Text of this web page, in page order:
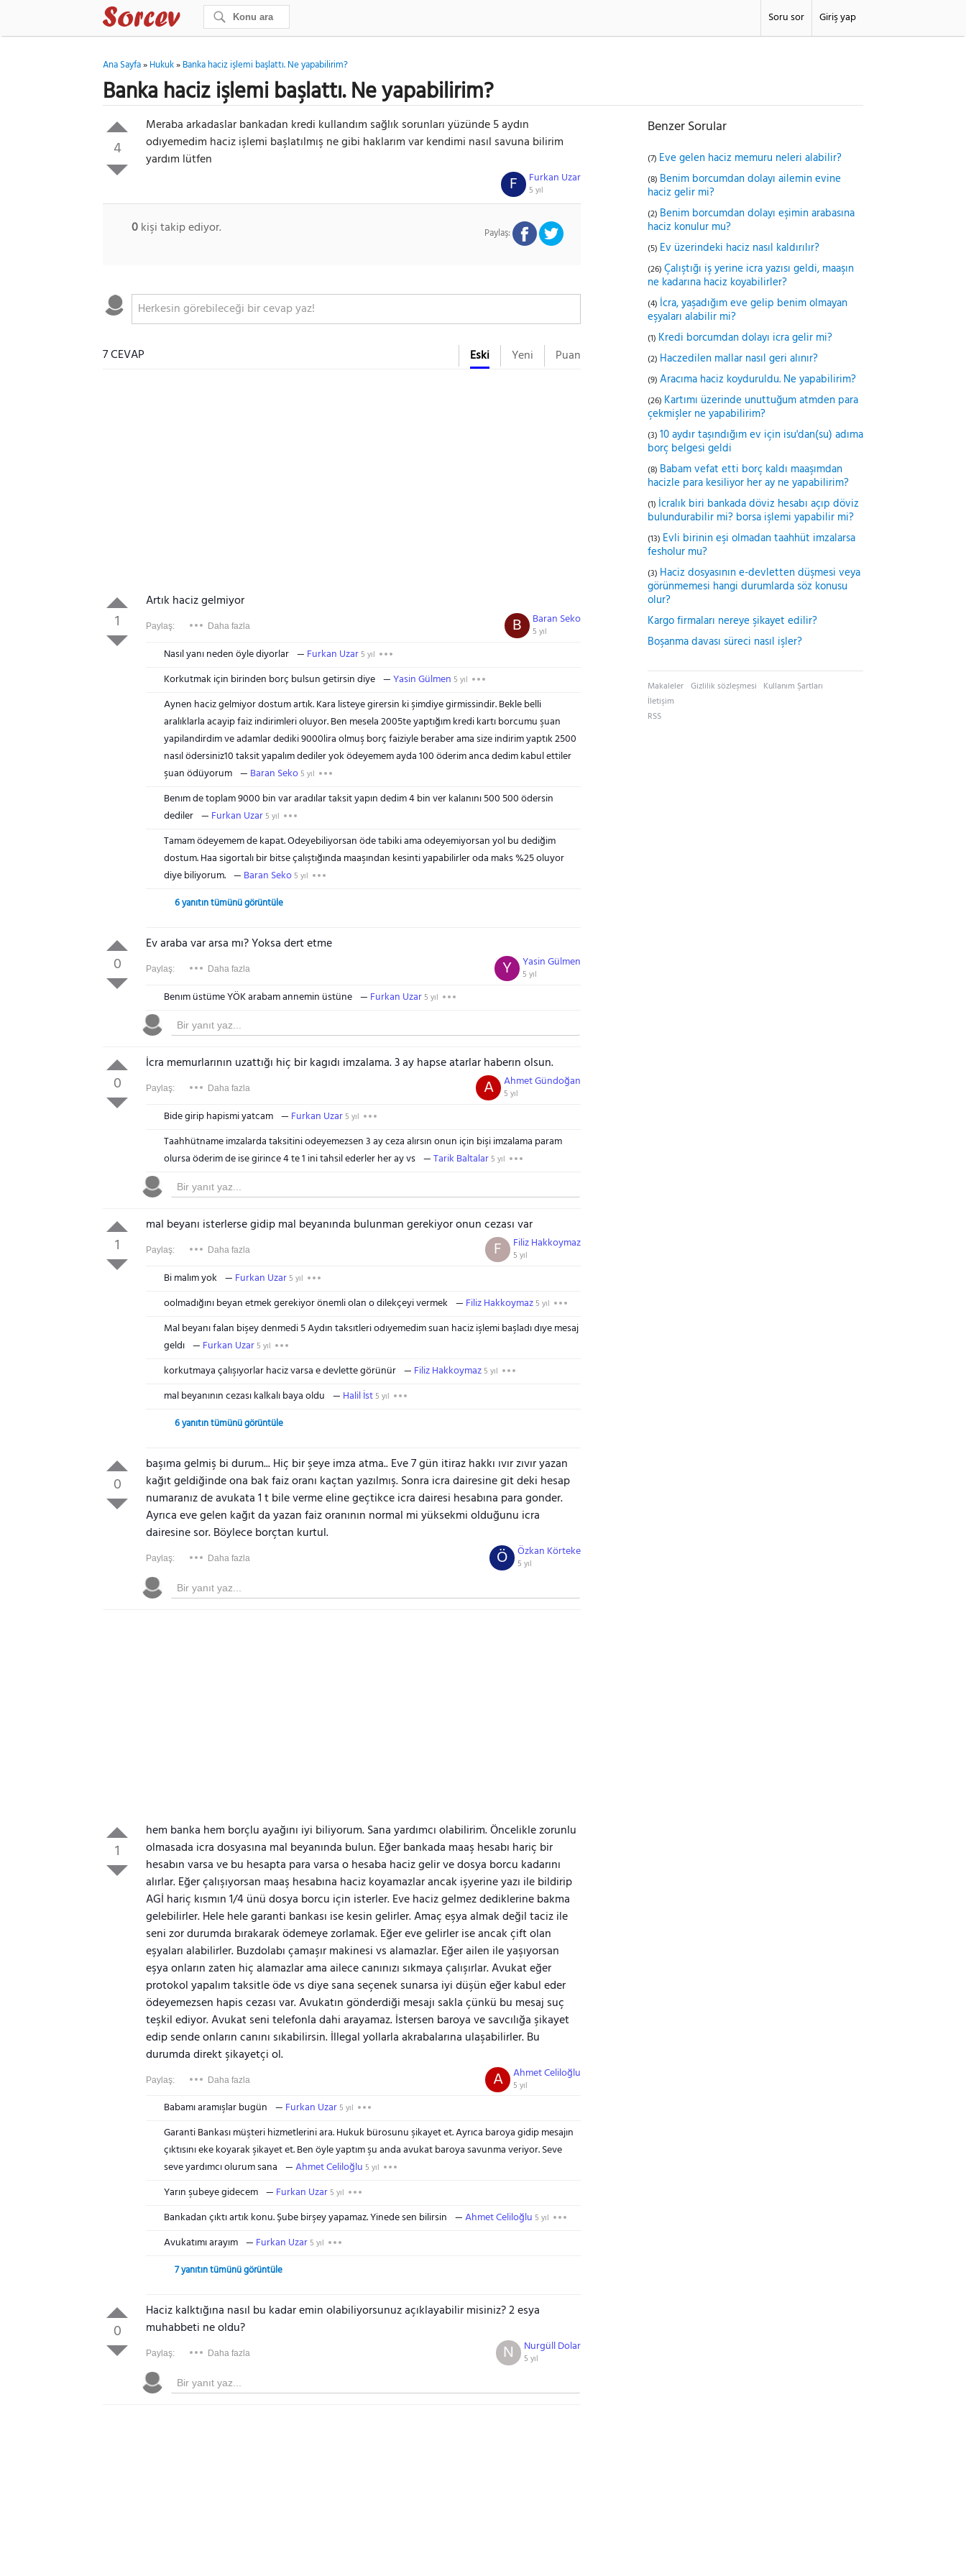
Giriş yap
Soru sor
Ana Sayfa»Hukuk»Banka haciz işlemi başlattı. Ne yapabilirim?
Banka haciz işlemi başlattı. Ne yapabilirim?
4
Meraba arkadaslar bankadan kredi kullandım sağlık sorunları yüzünde 5 aydın
odıyemedim haciz işlemi başlatılmış ne gibi haklarım var kendimi nasıl savuna bilirim
yardım lütfen
Furkan Uzar
5 yıl
F
0kişi takip ediyor. Paylaş:
7 CEVAP Eski Yeni Puan
1
Artık haciz gelmiyor
Paylaş: Daha fazla Baran Seko
5 yıl
B
Nasıl yanı neden öyle diyorlar Furkan Uzar5 yıl
Korkutmak için birinden borç bulsun getirsin diye Yasin Gülmen 5 yıl
Aynen haciz gelmiyor dostum artık. Kara listeye girersin ki şimdiye girmissindir. Bekle belli
aralıklarla acayip faiz indirimleri oluyor. Ben mesela 2005te yaptığım kredi kartı borcumu şuan
yapilandirdim ve adamlar dediki 9000lira olmuş borç faiziyle beraber ama size indirim yaptık 2500
nasıl ödersiniz10 taksit yapalım dediler yok ödeyemem ayda 100 öderim anca dedim kabul ettiler
şuan ödüyorum
Baran Seko5 yıl
Benım de toplam 9000 bin var aradılar taksit yapın dedim 4 bin ver kalanını 500 500 ödersin
dediler
Furkan Uzar5 yıl
Tamam ödeyemem de kapat. Odeyebiliyorsan öde tabiki ama odeyemiyorsan yol bu dediğim
dostum. Haa sigortalı bir bitse çalıştığında maaşından kesinti yapabilirler oda maks %25 oluyor
diye biliyorum.
Baran Seko5 yıl
6 yanıtın tümünü görüntüle
0
Ev araba var arsa mı? Yoksa dert etme
Paylaş: Daha fazla Yasin Gülmen
5 yıl
Y
Benım üstüme YÖK arabam annemin üstüne Furkan Uzar5 yıl
0
İcra memurlarının uzattığı hiç bir kagıdı imzalama. 3 ay hapse atarlar haberın olsun.
Paylaş: Daha fazla Ahmet Gündoğan
5 yıl
A
Bide girip hapismi yatcam Furkan Uzar5 yıl
Taahhütname imzalarda taksitini odeyemezsen 3 ay ceza alırsın onun için bişi imzalama param
olursa öderim de ise girince 4 te 1 ini tahsil ederler her ay vs
Tarik Baltalar5 yıl
1
mal beyanı isterlerse gidip mal beyanında bulunman gerekiyor onun cezası var
Paylaş: Daha fazla Filiz Hakkoymaz
5 yıl
F
Bi malım yok Furkan Uzar5 yıl
oolmadığını beyan etmek gerekiyor önemli olan o dilekçeyi vermek Filiz Hakkoymaz5 yıl
Mal beyanı falan bişey denmedi 5 Aydın taksıtleri odıyemedim suan haciz işlemi başladı dıye mesaj
geldı
Furkan Uzar5 yıl
korkutmaya çalışıyorlar haciz varsa e devlette görünür Filiz Hakkoymaz5 yıl
mal beyanının cezası kalkalı baya oldu Halil İst5 yıl
6 yanıtın tümünü görüntüle
0
başıma gelmiş bi durum... Hiç bir şeye imza atma.. Eve 7 gün itiraz hakkı ıvır zıvır yazan
kağıt geldiğinde ona bak faiz oranı kaçtan yazılmış. Sonra icra dairesine git deki hesap
numaranız de avukata 1 t bile verme eline geçtikce icra dairesi hesabına para gonder.
Ayrıca eve gelen kağıt da yazan faiz oranının normal mi yüksekmi olduğunu icra
dairesine sor. Böylece borçtan kurtul.
Paylaş: Daha fazla Özkan Körteke
5 yıl
Ö
1
hem banka hem borçlu ayağını iyi biliyorum. Sana yardımcı olabilirim. Öncelikle zorunlu
olmasada icra dosyasına mal beyanında bulun. Eğer bankada maaş hesabı hariç bir
hesabın varsa ve bu hesapta para varsa o hesaba haciz gelir ve dosya borcu kadarını
alırlar. Eğer çalışıyorsan maaş hesabına haciz koyamazlar ancak işyerine yazı ile bildirip
AGİ hariç kısmın 1/4 ünü dosya borcu için isterler. Eve haciz gelmez dediklerine bakma
gelebilirler. Hele hele garanti bankası ise kesin gelirler. Amaç eşya almak değil taciz ile
seni zor durumda bırakarak ödemeye zorlamak. Eğer eve gelirler ise ancak çift olan
eşyaları alabilirler. Buzdolabı çamaşır makinesi vs alamazlar. Eğer ailen ile yaşıyorsan
eşya onların zaten hiç alamazlar ama ailece canınızı sıkmaya çalışırlar. Avukat eğer
protokol yapalım taksitle öde vs diye sana seçenek sunarsa iyi düşün eğer kabul eder
ödeyemezsen hapis cezası var. Avukatın gönderdiği mesajı sakla çünkü bu mesaj suç
teşkil ediyor. Avukat seni telefonla dahi arayamaz. İstersen baroya ve savcılığa şikayet
edip sende onların canını sıkabilirsin. İllegal yollarla akrabalarına ulaşabilirler. Bu
durumda direkt şikayetçi ol.
Paylaş: Daha fazla Ahmet Celiloğlu
5 yıl
A
Babamı aramışlar bugün Furkan Uzar5 yıl
Garanti Bankası müşteri hizmetlerini ara. Hukuk bürosunu şikayet et. Ayrıca baroya gidip mesajın
çıktısını eke koyarak şikayet et. Ben öyle yaptım şu anda avukat baroya savunma veriyor. Seve
seve yardımcı olurum sana
Ahmet Celiloğlu 5 yıl
Yarın şubeye gidecem Furkan Uzar5 yıl
Bankadan çıktı artık konu. Şube birşey yapamaz. Yinede sen bilirsin Ahmet Celiloğlu 5 yıl
Avukatımı arayım Furkan Uzar5 yıl
7 yanıtın tümünü görüntüle
0
Haciz kalktığına nasıl bu kadar emin olabiliyorsunuz açıklayabilir misiniz? 2 esya
muhabbeti ne oldu?
Paylaş: Daha fazla Nurgüll Dolar
5 yıl
N
Benzer Sorular
(7) Eve gelen haciz memuru neleri alabilir?
(8) Benim borcumdan dolayı ailemin evine
haciz gelir mi?
(2) Benim borcumdan dolayı eşimin arabasına
haciz konulur mu?
(5) Ev üzerindeki haciz nasıl kaldırılır?
(26) Çalıştığı iş yerine icra yazısı geldi, maaşın
ne kadarına haciz koyabilirler?
(4) İcra, yaşadığım eve gelip benim olmayan
eşyaları alabilir mi?
(1) Kredi borcumdan dolayı icra gelir mi?
(2) Haczedilen mallar nasıl geri alınır?
(9) Aracıma haciz koyduruldu. Ne yapabilirim?
(26) Kartımı üzerinde unuttuğum atmden para
çekmişler ne yapabilirim?
(3) 10 aydır taşındığım ev için isu'dan(su) adıma
borç belgesi geldi
(8) Babam vefat etti borç kaldı maaşımdan
hacizle para kesiliyor her ay ne yapabilirim?
(1) İcralık biri bankada döviz hesabı açıp döviz
bulundurabilir mi? borsa işlemi yapabilir mi?
(13) Evli birinin eşi olmadan taahhüt imzalarsa
fesholur mu?
(3) Haciz dosyasının e-devletten düşmesi veya
görünmemesi hangi durumlarda söz konusu
olur?
Kargo firmaları nereye şikayet edilir?
Boşanma davası süreci nasıl işler?
Makaleler Gizlilik sözleşmesi Kullanım Şartları
İletişim
RSS